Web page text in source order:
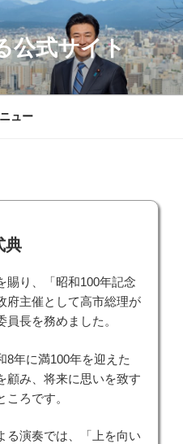
公式サイト
ュー
典
賜り、「昭和100年記念
府主催として高市総理が
長を務めました。
8年に満100年を迎えた
顧み、将来に思いを致す
ろです。
る演奏では、「上を向い